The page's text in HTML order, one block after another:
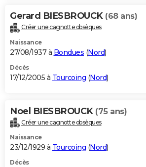
Gerard BIESBROUCK (68 ans)
Créer une cagnotte obsèques
Naissance
27/08/1937 à Bondues (Nord)
Décès
17/12/2005 à Tourcoing (Nord)
Noel BIESBROUCK (75 ans)
Créer une cagnotte obsèques
Naissance
23/12/1929 à Tourcoing (Nord)
Décès